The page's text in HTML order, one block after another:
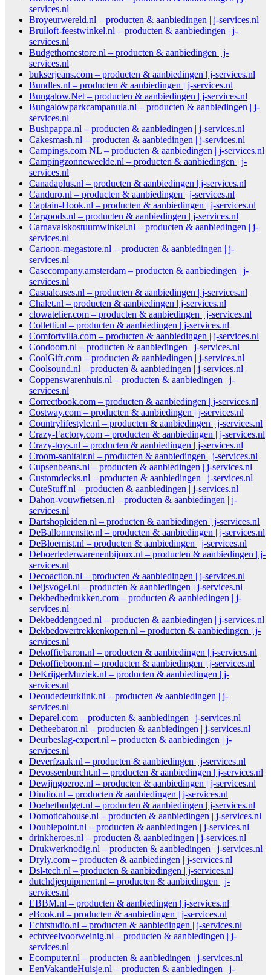
services.nl
Broyeurwereld.nl – producten & aanbiedingen | j-services.nl
Bruiloft-feestwinkel.nl – producten & aanbiedingen | j-
services.nl
Budgethomestore.nl – producten & aanbiedingen | j-
services.nl
bukserjeans.com – producten & aanbiedingen | j-services.nl
Bundles.nl – producten & aanbiedingen | j-services.nl
Bungalow.Net – producten & aanbiedingen | j-services.nl
Bungalowparkcampanula.nl – producten & aanbiedingen | j-
services.nl
Bushpappa.nl – producten & aanbiedingen | j-services.nl
Cakesmash.nl – producten & aanbiedingen | j-services.nl
Campings.com NL – producten & aanbiedingen | j-services.nl
Campingzonneweelde.nl – producten & aanbiedingen | j-
services.nl
Canadaplus.nl – producten & aanbiedingen | j-services.nl
Canduro.nl – producten & aanbiedingen | j-services.nl
Captain-Hook.nl – producten & aanbiedingen | j-services.nl
Cargoods.nl – producten & aanbiedingen | j-services.nl
Carnavalskostuumwinkel.nl – producten & aanbiedingen | j-
services.nl
Cartoon-megastore.nl – producten & aanbiedingen | j-
services.nl
Casecompany.amsterdam – producten & aanbiedingen | j-
services.nl
Casualcases.nl – producten & aanbiedingen | j-services.nl
Chalet.nl – producten & aanbiedingen | j-services.nl
clowatelier.com – producten & aanbiedingen | j-services.nl
Colletti.nl – producten & aanbiedingen | j-services.nl
Comfortvilla.com – producten & aanbiedingen | j-services.nl
Condoom.nl – producten & aanbiedingen | j-services.nl
CoolGift.com – producten & aanbiedingen | j-services.nl
Coolsound.nl – producten & aanbiedingen | j-services.nl
Coppenswarenhuis.nl – producten & aanbiedingen | j-
services.nl
Correctbook.com – producten & aanbiedingen | j-services.nl
Costway.com – producten & aanbiedingen | j-services.nl
Countrylifestyle.nl – producten & aanbiedingen | j-services.nl
Crazy-Factory.com – producten & aanbiedingen | j-services.nl
Crazy-toys.nl – producten & aanbiedingen | j-services.nl
Croom-sanitair.nl – producten & aanbiedingen | j-services.nl
Cupsenbeans.nl – producten & aanbiedingen | j-services.nl
Customdecks.nl – producten & aanbiedingen | j-services.nl
CuteStuff.nl – producten & aanbiedingen | j-services.nl
Dahon-vouwfietsen.nl – producten & aanbiedingen | j-
services.nl
Dartshopleiden.nl – producten & aanbiedingen | j-services.nl
DeBallonnensite.nl – producten & aanbiedingen | j-services.nl
DeBloemist.nl – producten & aanbiedingen | j-services.nl
Deboerlederwarenenbijoux.nl – producten & aanbiedingen | j-
services.nl
Decoaction.nl – producten & aanbiedingen | j-services.nl
Deijsvogel.nl – producten & aanbiedingen | j-services.nl
Dekbedbedrukken.com – producten & aanbiedingen | j-
services.nl
Dekbeddengoed.nl – producten & aanbiedingen | j-services.nl
Dekbedovertrekkenkopen.nl – producten & aanbiedingen | j-
services.nl
Dekoffiebaron.nl – producten & aanbiedingen | j-services.nl
Dekoffieboon.nl – producten & aanbiedingen | j-services.nl
DeKrijgerMuziek.nl – producten & aanbiedingen | j-
services.nl
Deoudedeurklink.nl – producten & aanbiedingen | j-
services.nl
Deparel.com – producten & aanbiedingen | j-services.nl
Detheebaron.nl – producten & aanbiedingen | j-services.nl
Deurbeslag-expert.nl – producten & aanbiedingen | j-
services.nl
Deverfzaak.nl – producten & aanbiedingen | j-services.nl
Devossenburcht.nl – producten & aanbiedingen | j-services.nl
Dewijngoeroe.nl – producten & aanbiedingen | j-services.nl
Dindio.nl – producten & aanbiedingen | j-services.nl
Doehetbudget.nl – producten & aanbiedingen | j-services.nl
Domoticahouse.nl – producten & aanbiedingen | j-services.nl
Doublepoint.nl – producten & aanbiedingen | j-services.nl
drinkheroes.nl – producten & aanbiedingen | j-services.nl
Drukwerknodig.nl – producten & aanbiedingen | j-services.nl
Dryly.com – producten & aanbiedingen | j-services.nl
Dsl-tech.nl – producten & aanbiedingen | j-services.nl
dutchdjequipment.nl – producten & aanbiedingen | j-
services.nl
EBBM.nl – producten & aanbiedingen | j-services.nl
eBook.nl – producten & aanbiedingen | j-services.nl
Echtstudio.nl – producten & aanbiedingen | j-services.nl
echtveelvoorweinig.nl – producten & aanbiedingen | j-
services.nl
Ecomputer.nl – producten & aanbiedingen | j-services.nl
EenVakantieHuisje.nl – producten & aanbiedingen | j-